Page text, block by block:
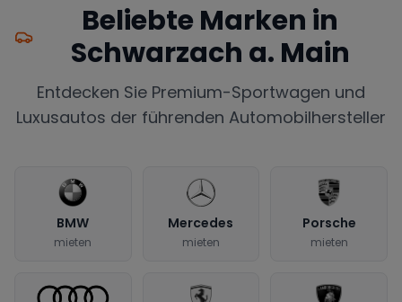
Beliebte Marken in
Schwarzach a. Main
Entdecken Sie Premium-Sportwagen und
Luxusautos der führenden Automobilhersteller
BMW
mieten
Mercedes
mieten
Porsche
mieten